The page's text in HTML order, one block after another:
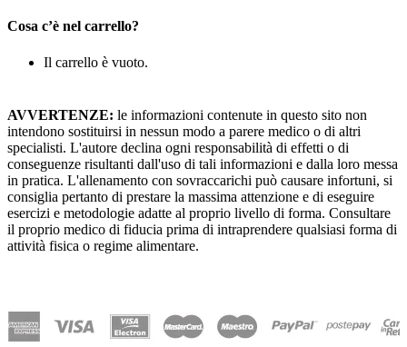
Cosa c’è nel carrello?
Il carrello è vuoto.
AVVERTENZE: le informazioni contenute in questo sito non
intendono sostituirsi in nessun modo a parere medico o di altri
specialisti. L'autore declina ogni responsabilità di effetti o di
conseguenze risultanti dall'uso di tali informazioni e dalla loro messa
in pratica. L'allenamento con sovraccarichi può causare infortuni, si
consiglia pertanto di prestare la massima attenzione e di eseguire
esercizi e metodologie adatte al proprio livello di forma. Consultare
il proprio medico di fiducia prima di intraprendere qualsiasi forma di
attività fisica o regime alimentare.